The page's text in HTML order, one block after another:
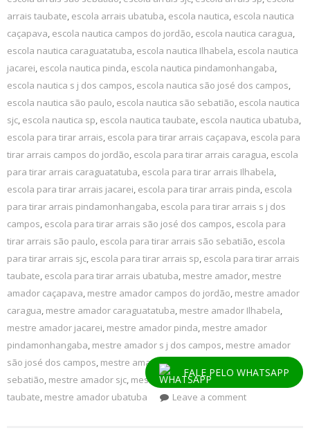
FALE PELO WHATSAPP
arrais taubate, escola arrais ubatuba, escola nautica, escola nautica
caçapava, escola nautica campos do jordão, escola nautica caragua,
escola nautica caraguatatuba, escola nautica Ilhabela, escola nautica
jacarei, escola nautica pinda, escola nautica pindamonhangaba,
escola nautica s j dos campos, escola nautica são josé dos campos,
escola nautica são paulo, escola nautica são sebatião, escola nautica
sjc, escola nautica sp, escola nautica taubate, escola nautica ubatuba,
escola para tirar arrais, escola para tirar arrais caçapava, escola para
tirar arrais campos do jordão, escola para tirar arrais caragua, escola
para tirar arrais caraguatatuba, escola para tirar arrais Ilhabela,
escola para tirar arrais jacarei, escola para tirar arrais pinda, escola
para tirar arrais pindamonhangaba, escola para tirar arrais s j dos
campos, escola para tirar arrais são josé dos campos, escola para
tirar arrais são paulo, escola para tirar arrais são sebatião, escola
para tirar arrais sjc, escola para tirar arrais sp, escola para tirar arrais
taubate, escola para tirar arrais ubatuba, mestre amador, mestre
amador caçapava, mestre amador campos do jordão, mestre amador
caragua, mestre amador caraguatatuba, mestre amador Ilhabela,
mestre amador jacarei, mestre amador pinda, mestre amador
pindamonhangaba, mestre amador s j dos campos, mestre amador
são josé dos campos, mestre amador são paulo
mestre amador são
sebatião, mestre amador sjc, mestre amador sp, mestre amador
taubate, mestre amador ubatuba Leave a comment